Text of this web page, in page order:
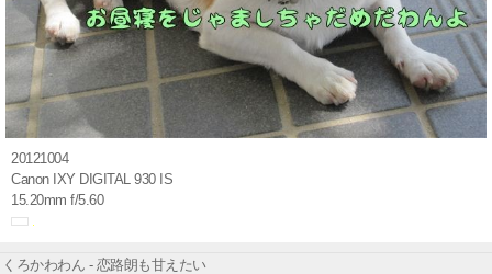
20121004
Canon IXY DIGITAL 930 IS
15.20mm f/5.60
くろかわわん - 恋路朗も甘えたい